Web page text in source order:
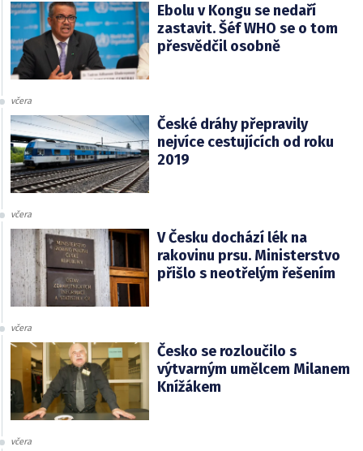
Ebolu v Kongu se nedaří
zastavit. Šéf WHO se o tom
přesvědčil osobně
včera
České dráhy přepravily
nejvíce cestujících od roku
2019
včera
V Česku dochází lék na
rakovinu prsu. Ministerstvo
přišlo s neotřelým řešením
včera
Česko se rozloučilo s
výtvarným umělcem Milanem
Knížákem
včera